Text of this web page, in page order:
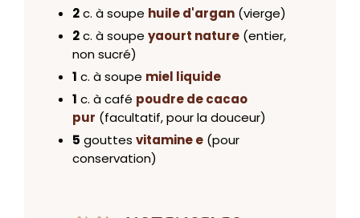
2c. à soupe huile d'argan (vierge)
2c. à soupe yaourt nature (entier,
non sucré)
1 c. à soupe miel liquide
1 c. à café poudre de cacao
pur (facultatif, pour la douceur)
5 gouttes vitamine e (pour
conservation)